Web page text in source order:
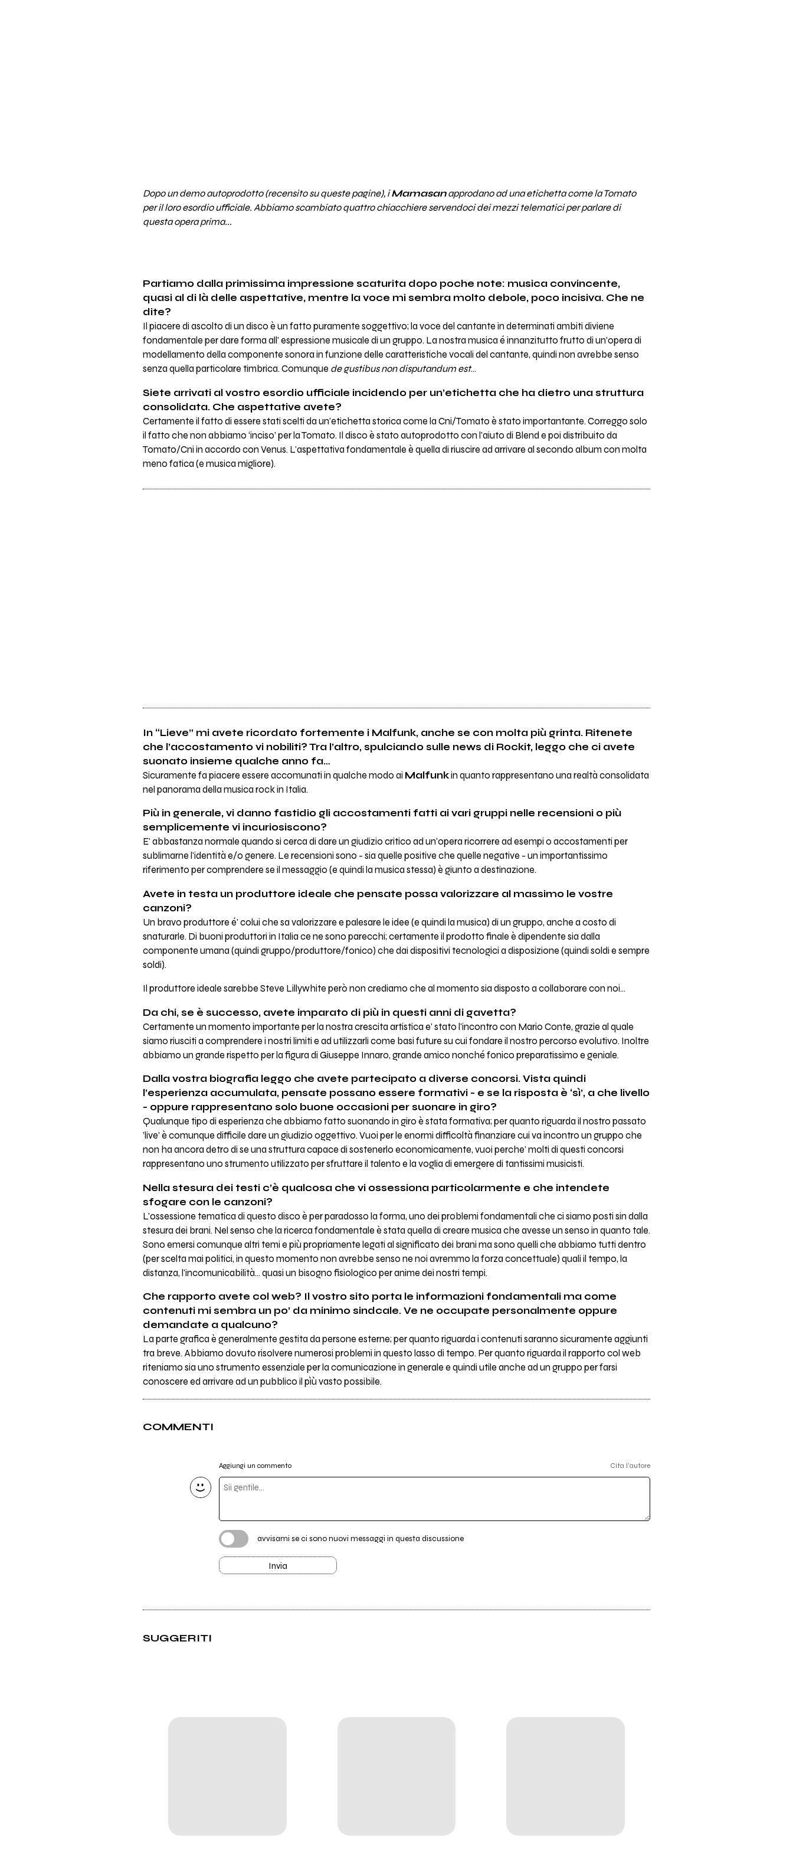
Dopo un demo autoprodotto (recensito su queste pagine), iMamasanapprodano ad una etichetta come la Tomato
per il loro esordio ufficiale. Abbiamo scambiato quattro chiacchiere servendoci dei mezzi telematici per parlare di
questa opera prima...
Partiamo dalla primissima impressione scaturita dopo poche note: musica convincente,
quasi al di là delle aspettative, mentre la voce mi sembra molto debole, poco incisiva. Che ne
dite?
Il piacere di ascolto di un disco è un fatto puramente soggettivo; la voce del cantante in determinati ambiti diviene
fondamentale per dare forma all' espressione musicale di un gruppo. La nostra musica é innanzitutto frutto di un'opera di
modellamento della componente sonora in funzione delle caratteristiche vocali del cantante, quindi non avrebbe senso
senza quella particolare timbrica. Comunque de gustibus non disputandum est...
Siete arrivati al vostro esordio ufficiale incidendo per un’etichetta che ha dietro una struttura
consolidata. Che aspettative avete?
Certamente il fatto di essere stati scelti da un'etichetta storica come la Cni/Tomato è stato importantante. Correggo solo
il fatto che non abbiamo ‘inciso’ per la Tomato. Il disco è stato autoprodotto con l'aiuto di Blend e poi distribuito da
Tomato/Cni in accordo con Venus. L'aspettativa fondamentale è quella di riuscire ad arrivare al secondo album con molta
meno fatica (e musica migliore).
In “Lieve” mi avete ricordato fortemente i Malfunk, anche se con molta più grinta. Ritenete
che l’accostamento vi nobiliti? Tra l’altro, spulciando sulle news di Rockit, leggo che ci avete
suonato insieme qualche anno fa…
Sicuramente fa piacere essere accomunati in qualche modo ai Malfunkin quanto rappresentano una realtà consolidata
nel panorama della musica rock in Italia.
Più in generale, vi danno fastidio gli accostamenti fatti ai vari gruppi nelle recensioni o più
semplicemente vi incuriosiscono?
E' abbastanza normale quando si cerca di dare un giudizio critico ad un'opera ricorrere ad esempi o accostamenti per
sublimarne l'identità e/o genere. Le recensioni sono - sia quelle positive che quelle negative - un importantissimo
riferimento per comprendere se il messaggio (e quindi la musica stessa) è giunto a destinazione.
Avete in testa un produttore ideale che pensate possa valorizzare al massimo le vostre
canzoni?
Un bravo produttore é' colui che sa valorizzare e palesare le idee (e quindi la musica) di un gruppo, anche a costo di
snaturarle. Di buoni produttori in Italia ce ne sono parecchi; certamente il prodotto finale è dipendente sia dalla
componente umana (quindi gruppo/produttore/fonico) che dai dispositivi tecnologici a disposizione (quindi soldi e sempre
soldi).
Il produttore ideale sarebbe Steve Lillywhite però non crediamo che al momento sia disposto a collaborare con noi...
Da chi, se è successo, avete imparato di più in questi anni di gavetta?
Certamente un momento importante per la nostra crescita artistica e' stato l'incontro con Mario Conte, grazie al quale
siamo riusciti a comprendere i nostri limiti e ad utilizzarli come basi future su cui fondare il nostro percorso evolutivo. Inoltre
abbiamo un grande rispetto per la figura di Giuseppe Innaro, grande amico nonché fonico preparatissimo e geniale.
Dalla vostra biografia leggo che avete partecipato a diverse concorsi. Vista quindi
l’esperienza accumulata, pensate possano essere formativi - e se la risposta è ‘sì’, a che livello
- oppure rappresentano solo buone occasioni per suonare in giro?
Qualunque tipo di esperienza che abbiamo fatto suonando in giro è stata formativa; per quanto riguarda il nostro passato
’live’ è comunque difficile dare un giudizio oggettivo. Vuoi per le enormi difficoltà finanziare cui va incontro un gruppo che
non ha ancora detro di se una struttura capace di sostenerlo economicamente, vuoi perche' molti di questi concorsi
rappresentano uno strumento utilizzato per sfruttare il talento e la voglia di emergere di tantissimi musicisti.
Nella stesura dei testi c’è qualcosa che vi ossessiona particolarmente e che intendete
sfogare con le canzoni?
L'ossessione tematica di questo disco è per paradosso la forma, uno dei problemi fondamentali che ci siamo posti sin dalla
stesura dei brani. Nel senso che la ricerca fondamentale è stata quella di creare musica che avesse un senso in quanto tale.
Sono emersi comunque altri temi e più propriamente legati al significato dei brani ma sono quelli che abbiamo tutti dentro
(per scelta mai politici, in questo momento non avrebbe senso ne noi avremmo la forza concettuale) quali il tempo, la
distanza, l'incomunicabilità… quasi un bisogno fisiologico per anime dei nostri tempi.
Che rapporto avete col web? Il vostro sito porta le informazioni fondamentali ma come
contenuti mi sembra un po’ da minimo sindcale. Ve ne occupate personalmente oppure
demandate a qualcuno?
La parte grafica è generalmente gestita da persone esterne; per quanto riguarda i contenuti saranno sicuramente aggiunti
tra breve. Abbiamo dovuto risolvere numerosi problemi in questo lasso di tempo. Per quanto riguarda il rapporto col web
riteniamo sia uno strumento essenziale per la comunicazione in generale e quindi utile anche ad un gruppo per farsi
conoscere ed arrivare ad un pubblico il pìù vasto possibile.
COMMENTI
Aggiungi un commento Cita l'autore
avvisami se ci sono nuovi messaggi in questa discussione
Invia
SUGGERITI